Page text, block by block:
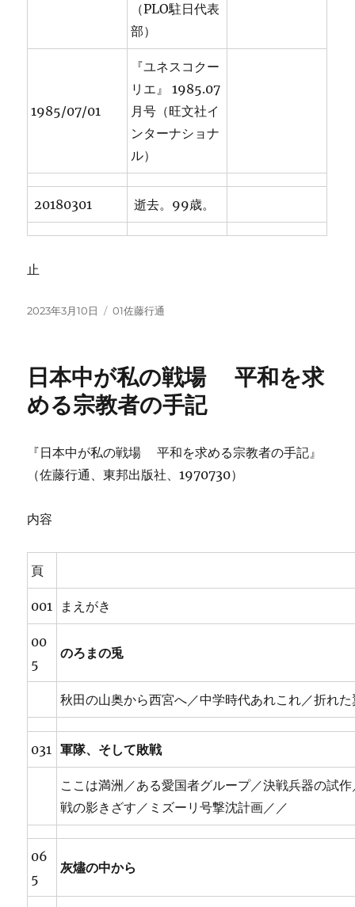
（PLO駐日代表
部）
1985/07/01
『ユネスコクー
リエ』 1985.07
月号（旺文社イ
ンターナショナ
ル）
20180301 逝去。99歳。
止
投
2023年3月10日
カ
ー
01佐藤行通
日本中が私の戦場 平和を求
める宗教者の手記
『日本中が私の戦場 平和を求める宗教者の手記』
（佐藤行通、東邦出版社、1970730）
内容
頁
001 まえがき
00
5
のろまの兎
秋田の山奥から西宮へ／中学時代あれこれ／折れ
031 軍隊、そして敗戦
ここは満洲／ある愛国者グループ／決戦兵器の試
戦の影きざす／ミズーリ号撃沈計画／／
06
5
灰燼の中から